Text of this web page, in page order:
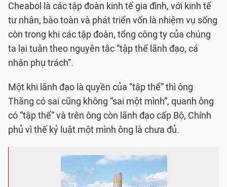
Cheabol là các tập đoàn kinh tế gia đình, với kinh tế
tư nhân, bào toàn và phát triển vốn là nhiệm vụ sống
còn trong khi các tập đoàn, tổng công ty của chúng
ta lại tuân theo nguyên tắc “tập thể lãnh đạo, cá
nhân phụ trách”.
Một khi lãnh đạo là quyền của “tập thể” thì ông
Thăng có sai cũng không “sai một mình”, quanh ông
có “tập thể” và trên ông còn lãnh đạo cấp Bộ, Chính
phủ vì thế kỷ luật một mình ông là chưa đủ.